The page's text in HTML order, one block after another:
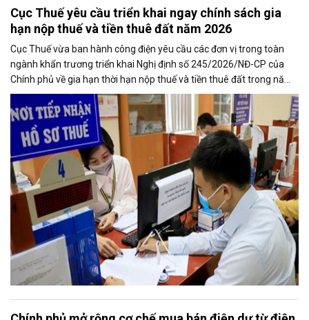
Cục Thuế yêu cầu triển khai ngay chính sách gia
hạn nộp thuế và tiền thuê đất năm 2026
Cục Thuế vừa ban hành công điện yêu cầu các đơn vị trong toàn
ngành khẩn trương triển khai Nghị định số 245/2026/NĐ-CP của
Chính phủ về gia hạn thời hạn nộp thuế và tiền thuê đất trong năm
2026, nhằm bảo đảm chính sách nhanh chóng đi vào thực tiễn và
hỗ trợ kịp thời cho người nộp thuế.